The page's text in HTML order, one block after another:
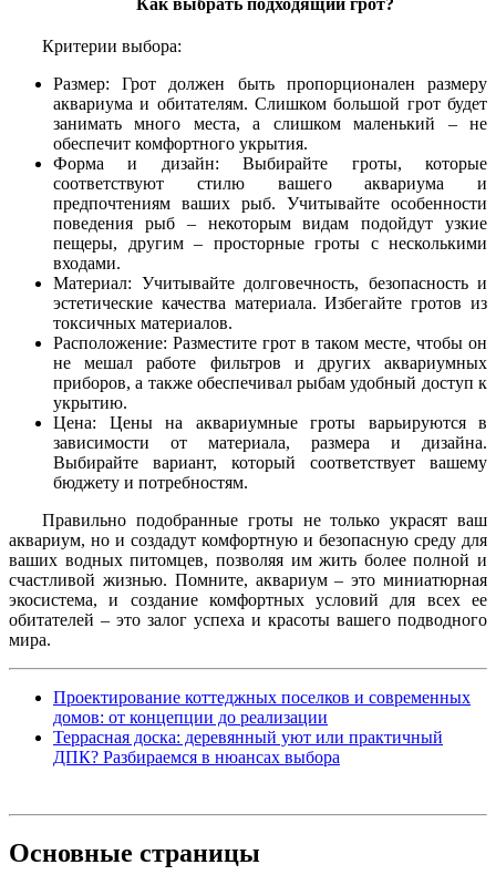
Как выбрать подходящий грот?
Критерии выбора:
Размер: Грот должен быть пропорционален размеру
аквариума и обитателям. Слишком большой грот будет
занимать много места, а слишком маленький – не
обеспечит комфортного укрытия.
Форма и дизайн: Выбирайте гроты, которые
соответствуют стилю вашего аквариума и
предпочтениям ваших рыб. Учитывайте особенности
поведения рыб – некоторым видам подойдут узкие
пещеры, другим – просторные гроты с несколькими
входами.
Материал: Учитывайте долговечность, безопасность и
эстетические качества материала. Избегайте гротов из
токсичных материалов.
Расположение: Разместите грот в таком месте, чтобы он
не мешал работе фильтров и других аквариумных
приборов, а также обеспечивал рыбам удобный доступ к
укрытию.
Цена: Цены на аквариумные гроты варьируются в
зависимости от материала, размера и дизайна.
Выбирайте вариант, который соответствует вашему
бюджету и потребностям.
Правильно подобранные гроты не только украсят ваш
аквариум, но и создадут комфортную и безопасную среду для
ваших водных питомцев, позволяя им жить более полной и
счастливой жизнью. Помните, аквариум – это миниатюрная
экосистема, и создание комфортных условий для всех ее
обитателей – это залог успеха и красоты вашего подводного
мира.
Проектирование коттеджных поселков и современных
домов: от концепции до реализации
Террасная доска: деревянный уют или практичный
ДПК? Разбираемся в нюансах выбора
Основные страницы